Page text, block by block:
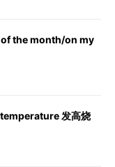
of the month/on my
发高烧